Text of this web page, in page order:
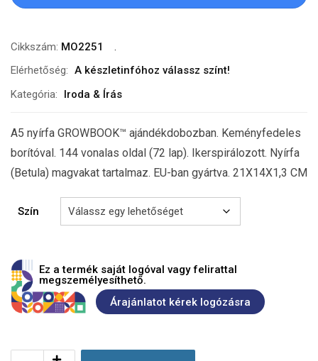
Cikkszám: MO2251
Elérhetőség: A készletinfóhoz válassz színt!
Kategória:
Iroda & Írás
A5 nyírfa GROWBOOK™ ajándékdobozban. Keményfedeles
borítóval. 144 vonalas oldal (72 lap). Ikerspirálozott. Nyírfa
(Betula) magvakat tartalmaz. EU-ban gyártva. 21X14X1,3 CM
Szín
Ez a termék saját logóval vagy felirattal
megszemélyesíthető.
Árajánlatot kérek logózásra